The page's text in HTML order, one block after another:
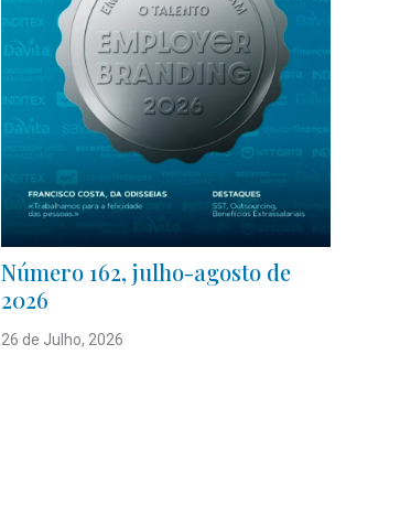
Número 162, julho-agosto de
2026
26 de Julho, 2026